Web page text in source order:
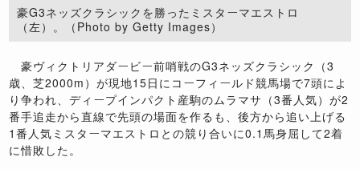
豪G3ネッズクラシックを勝ったミスターマエストロ
（左）。（Photo by Getty Images）
豪ヴィクトリアダービー前哨戦のG3ネッズクラシック（3
歳、芝2000m）が現地15日にコーフィールド競馬場で7頭によ
り争われ、ディープインパクト産駒のムラマサ（3番人気）が2
番手追走から直線で先頭の場面を作るも、後方から追い上げる
1番人気ミスターマエストロとの競り合いに0.1馬身屈して2着
に惜敗した。